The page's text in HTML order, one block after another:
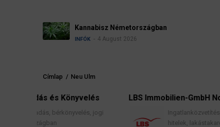
Kannabisz Németországban
4 August 2026
Morzsa
Címlap / Neu Ulm
Könyvelés
jogi
LBS Immobilien-GmbH NordWest
Ingatlanközvetítés, lakáscélú
hitelek, lakástakarék- és építési